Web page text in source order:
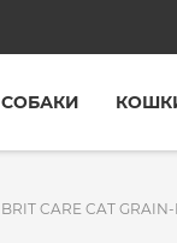
СОБАКИ
BRIT CARE CAT